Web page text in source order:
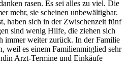
rasen. Es sei alles zu viel. Die
mehr, sie scheinen unbewältigbar.
haben sich in der Zwischenzeit fünf
sind wenig Hilfe, die ziehen sich
immer weiter zurück. In der Familie
weil es einem Familienmitglied sehr
Arzt-Termine und Einkäufe